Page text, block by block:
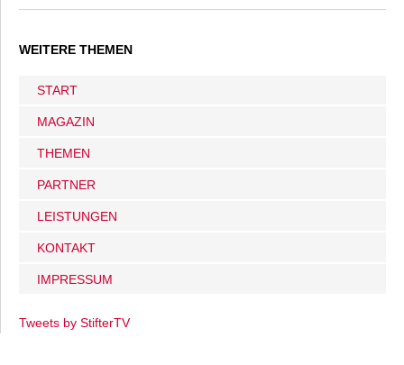
WEITERE THEMEN
START
MAGAZIN
THEMEN
PARTNER
LEISTUNGEN
KONTAKT
IMPRESSUM
Tweets by StifterTV